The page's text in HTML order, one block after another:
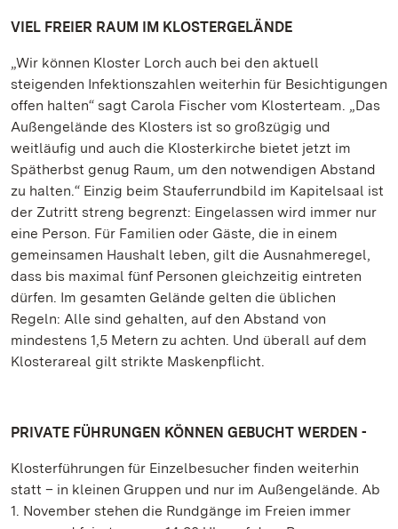
VIEL FREIER RAUM IM KLOSTERGELÄNDE
„Wir können Kloster Lorch auch bei den aktuell
steigenden Infektionszahlen weiterhin für Besichtigungen
offen halten“ sagt Carola Fischer vom Klosterteam. „Das
Außengelände des Klosters ist so großzügig und
weitläufig und auch die Klosterkirche bietet jetzt im
Spätherbst genug Raum, um den notwendigen Abstand
zu halten.“ Einzig beim Stauferrundbild im Kapitelsaal ist
der Zutritt streng begrenzt: Eingelassen wird immer nur
eine Person. Für Familien oder Gäste, die in einem
gemeinsamen Haushalt leben, gilt die Ausnahmeregel,
dass bis maximal fünf Personen gleichzeitig eintreten
dürfen. Im gesamten Gelände gelten die üblichen
Regeln: Alle sind gehalten, auf den Abstand von
mindestens 1,5 Metern zu achten. Und überall auf dem
Klosterareal gilt strikte Maskenpflicht.
PRIVATE FÜHRUNGEN KÖNNEN GEBUCHT WERDEN -
Klosterführungen für Einzelbesucher finden weiterhin
statt – in kleinen Gruppen und nur im Außengelände. Ab
1. November stehen die Rundgänge im Freien immer